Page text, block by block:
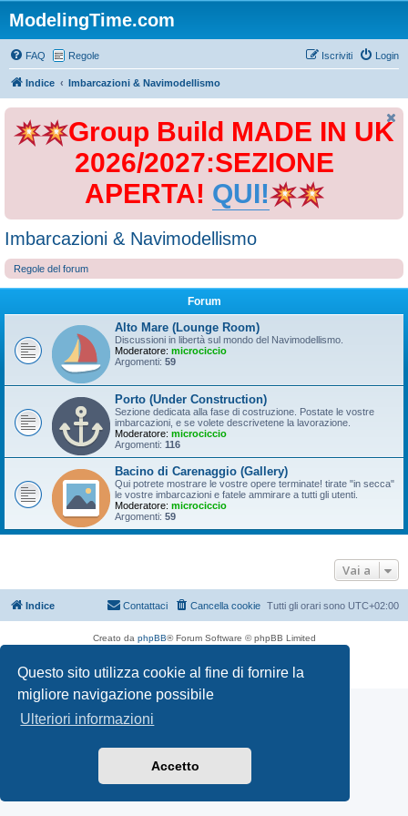
Questo sito utilizza cookie al fine di fornire la
migliore navigazione possibile
Ulteriori informazioni
Accetto
ModelingTime.com
FAQ Regole Login
Iscriviti
Indice Imbarcazioni & Navimodellismo
Group Build MADE IN UK
2026/2027:SEZIONE
APERTA! QUI!
Imbarcazioni & Navimodellismo
Regole del forum
Forum
Alto Mare (Lounge Room)
Discussioni in libertà sul mondo del Navimodellismo.
Moderatore: microciccio
Argomenti: 59
Porto (Under Construction)
Sezione dedicata alla fase di costruzione. Postate le vostre
imbarcazioni, e se volete descrivetene la lavorazione.
Moderatore: microciccio
Argomenti: 116
Bacino di Carenaggio (Gallery)
Qui potrete mostrare le vostre opere terminate! tirate "in secca"
le vostre imbarcazioni e fatele ammirare a tutti gli utenti.
Moderatore: microciccio
Argomenti: 59
Vai a
Indice Tutti gli orari sono UTC+02:00
Cancella cookie
Contattaci
Creato da phpBB® Forum Software © phpBB Limited
Privacy| Condizioni